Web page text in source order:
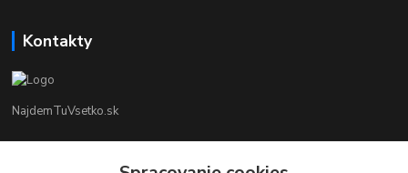
Kontakty
NajdemTuVsetko.sk